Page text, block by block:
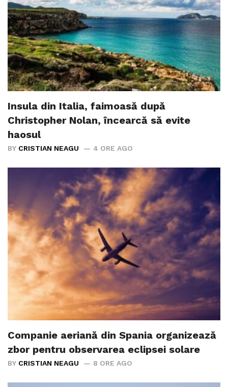
Insula din Italia, faimoasă după
Christopher Nolan, încearcă să evite
haosul
BY CRISTIAN NEAGU 4 ORE AGO
Companie aeriană din Spania organizează
zbor pentru observarea eclipsei solare
BY CRISTIAN NEAGU 8 ORE AGO